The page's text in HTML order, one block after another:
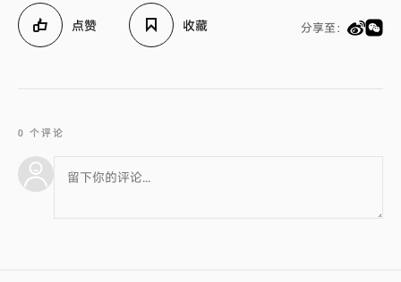
点赞 收藏 分享至：
0 个评论